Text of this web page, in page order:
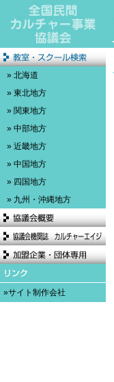
» 北海道
» 東北地方
» 関東地方
» 中部地方
» 近畿地方
» 中国地方
» 四国地方
» 九州・沖縄地方
»サイト制作会社